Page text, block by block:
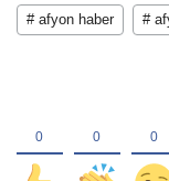
# afyon haber #